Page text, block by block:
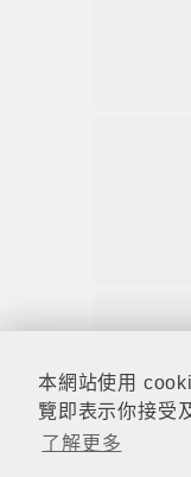
本網站使用
覽即表示你接受
了解更多